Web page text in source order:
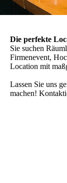
Die perfekte
Sie suchen
Firmenevent,
Location mit
Lassen Sie uns
machen!